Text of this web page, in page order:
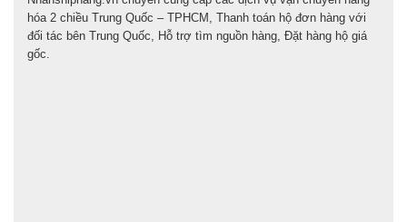
hóa 2 chiều Trung Quốc – TPHCM, Thanh toán hộ đơn hàng với
đối tác bên Trung Quốc, Hỗ trợ tìm nguồn hàng, Đặt hàng hộ giá
gốc.